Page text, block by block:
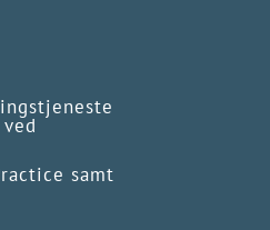
samt